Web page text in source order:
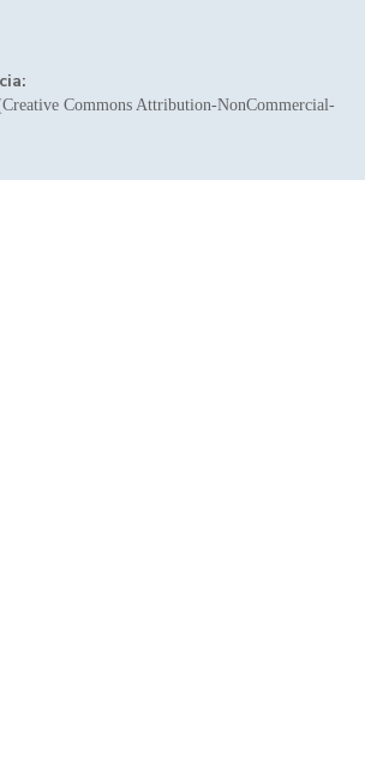
Commons Attribution-NonCommercial-